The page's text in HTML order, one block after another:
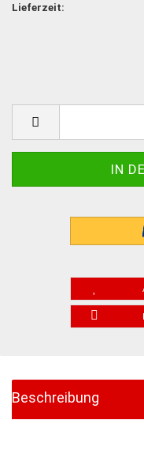
Lieferzeit:
Beschreibung